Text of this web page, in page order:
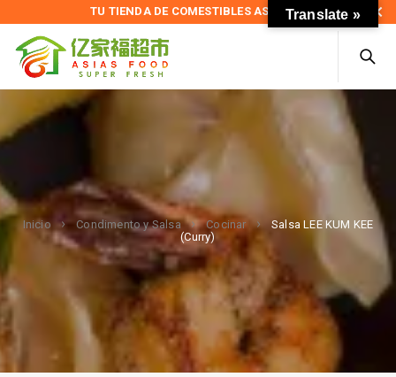
TU TIENDA DE COMESTIBLES ASIÁTICOS
Inicio Condimento y Salsa Cocinar
Salsa LEE KUM KEE
(Curry)
Translate »